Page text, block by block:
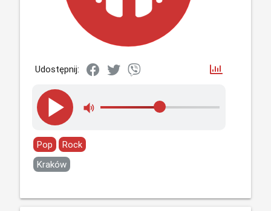
Udostępnij:
Pop
Rock
Kraków